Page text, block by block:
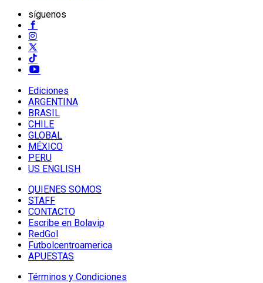
síguenos
Ediciones
ARGENTINA
BRASIL
CHILE
GLOBAL
MÉXICO
PERU
US ENGLISH
QUIENES SOMOS
STAFF
CONTACTO
Escribe en Bolavip
RedGol
Futbolcentroamerica
APUESTAS
Términos y Condiciones